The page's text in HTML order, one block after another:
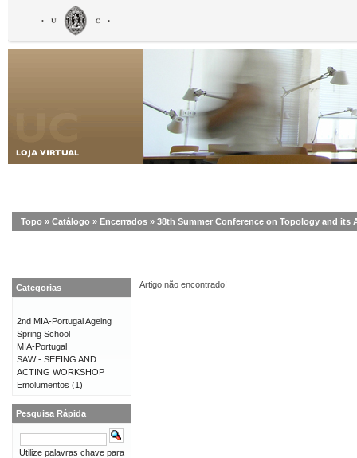
Topo » Catálogo » Encerrados » 38th Summer Conference on Topology and its
Artigo não encontrado!
Categorias
2nd MIA-Portugal Ageing
Spring School
MIA-Portugal
SAW - SEEING AND
ACTING WORKSHOP
Emolumentos (1)
Pesquisa Rápida
Utilize palavras chave para